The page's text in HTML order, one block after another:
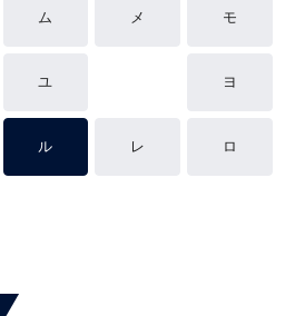
ム メ モ
ユ ヨ
ル レ ロ